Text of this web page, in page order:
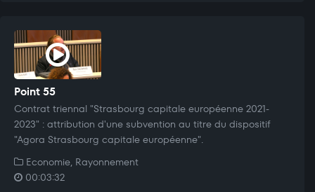
Point 55
Contrat triennal "Strasbourg capitale européenne 2021-
2023" : attribution d'une subvention au titre du dispositif
"Agora Strasbourg capitale européenne".
Economie, Rayonnement
00:03:32